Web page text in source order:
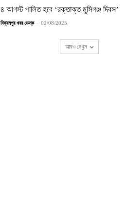
৪ আগস্ট পালিত হবে ‘রক্তাক্ত মুন্সিগঞ্জ দিবস’
বিক্রমপুর খবর ডেস্ক - 02/08/2025
আরও দেখুন